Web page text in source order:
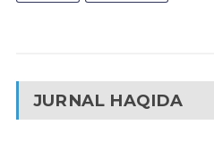
JURNAL HAQIDA